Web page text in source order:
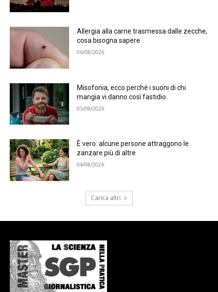
Allergia alla carne trasmessa dalle zecche,
cosa bisogna sapere
06/08/2026
Misofonia, ecco perché i suoni di chi
mangia vi danno così fastidio
05/08/2026
È vero: alcune persone attraggono le
zanzare più di altre
04/08/2026
Carica altri